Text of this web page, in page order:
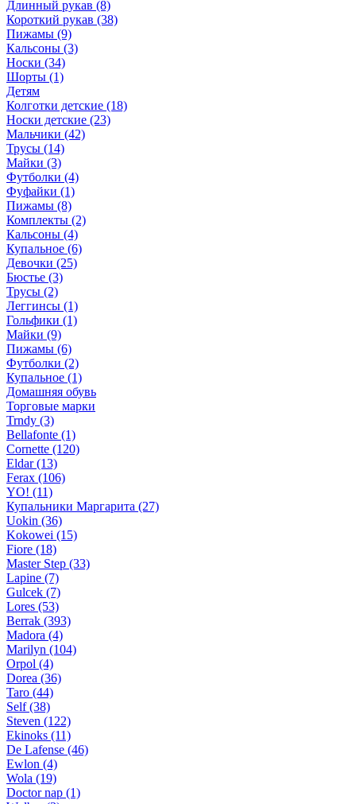
Длинный рукав (8)
Короткий рукав (38)
Пижамы (9)
Кальсоны (3)
Носки (34)
Шорты (1)
Детям
Колготки детские (18)
Носки детские (23)
Мальчики (42)
Трусы (14)
Майки (3)
Футболки (4)
Фуфайки (1)
Пижамы (8)
Комплекты (2)
Кальсоны (4)
Купальное (6)
Девочки (25)
Бюстье (3)
Трусы (2)
Леггинсы (1)
Гольфики (1)
Майки (9)
Пижамы (6)
Футболки (2)
Купальное (1)
Домашняя обувь
Торговые марки
Trndy (3)
Bellafonte (1)
Cornette (120)
Eldar (13)
Ferax (106)
YO! (11)
Купальники Маргарита (27)
Uokin (36)
Kokowei (15)
Fiore (18)
Master Step (33)
Lapine (7)
Gulcek (7)
Lores (53)
Berrak (393)
Madora (4)
Marilyn (104)
Orpol (4)
Dorea (36)
Taro (44)
Self (38)
Steven (122)
Ekinoks (11)
De Lafense (46)
Ewlon (4)
Wola (19)
Doctor nap (1)